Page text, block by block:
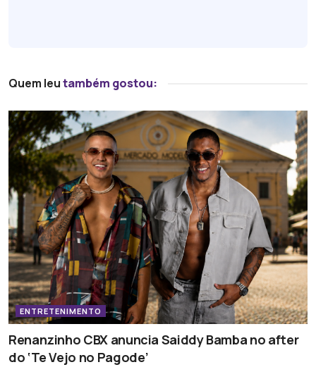
Quem leutambém gostou:
ENTRETENIMENTO
Renanzinho CBX anuncia Saiddy Bamba no after
do ‘Te Vejo no Pagode’